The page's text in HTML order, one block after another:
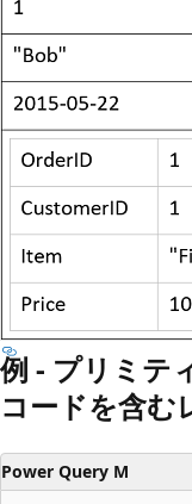
例 - プリミテ
コードを含む
Power Query M